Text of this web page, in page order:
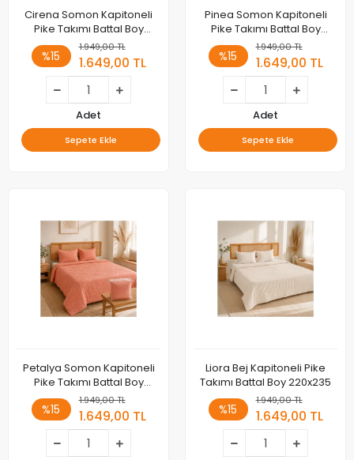
Cirena Somon Kapitoneli
Pike Takımı Battal Boy
220x235
%15
1.949,00 TL
1.649,00 TL
Adet
Sepete Ekle
Pinea Somon Kapitoneli
Pike Takımı Battal Boy
220x235
%15
1.949,00 TL
1.649,00 TL
Adet
Sepete Ekle
Petalya Somon Kapitoneli
Pike Takımı Battal Boy
220x235
%15
1.949,00 TL
1.649,00 TL
Liora Bej Kapitoneli Pike
Takımı Battal Boy 220x235
%15
1.949,00 TL
1.649,00 TL